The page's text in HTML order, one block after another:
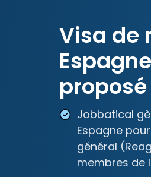
Visa de
Jobbatical
Espagne
général
membres de